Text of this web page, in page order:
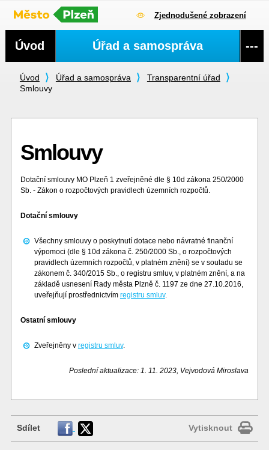
Zjednodušené zobrazení
Úvod Úřad a samospráva
Transparentní úřad
Smlouvy
Smlouvy
Dotační smlouvy MO Plzeň 1 zveřejněné dle § 10d zákona 250/2000
Sb. - Zákon o rozpočtových pravidlech územních rozpočtů.
Dotační smlouvy
Všechny smlouvy o poskytnutí dotace nebo návratné finanční
výpomoci (dle § 10d zákona č. 250/2000 Sb., o rozpočtových
pravidlech územních rozpočtů, v platném znění) se v souladu se
zákonem č. 340/2015 Sb., o registru smluv, v platném znění, a na
základě usnesení Rady města Plzně č. 1197 ze dne 27.10.2016,
uveřejňují prostřednictvím registru smluv.
Ostatní smlouvy
Zveřejněny v registru smluv.
Poslední aktualizace: 1. 11. 2023, Vejvodová Miroslava
Sdílet Vytisknout
Navigace
Úvod Úřad a samospráva ---